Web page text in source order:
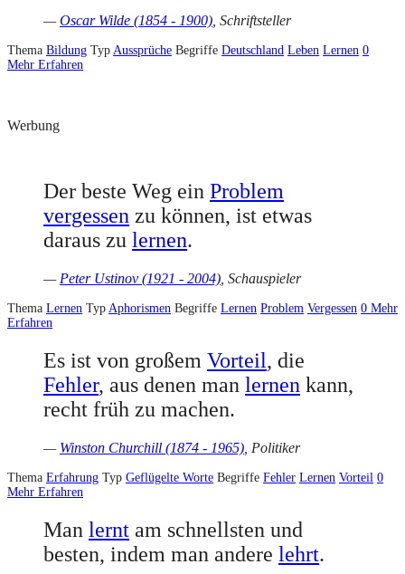
—Oscar Wilde (1854 - 1900), Schriftsteller
Thema Bildung Typ Aussprüche Begriffe Deutschland Leben Lernen 0
Mehr Erfahren
Werbung
Der beste Weg ein Problem
vergessen zu können, ist etwas
daraus zu lernen.
— Peter Ustinov (1921 - 2004) , Schauspieler
Thema Lernen Typ Aphorismen Begriffe Lernen Problem Vergessen 0 Mehr
Erfahren
Es ist von großem Vorteil, die
Fehler, aus denen man lernen kann,
recht früh zu machen.
— Winston Churchill (1874 - 1965) , Politiker
Thema Erfahrung Typ Geflügelte Worte Begriffe Fehler Lernen Vorteil 0
Mehr Erfahren
Man lernt am schnellsten und
besten, indem man andere lehrt.